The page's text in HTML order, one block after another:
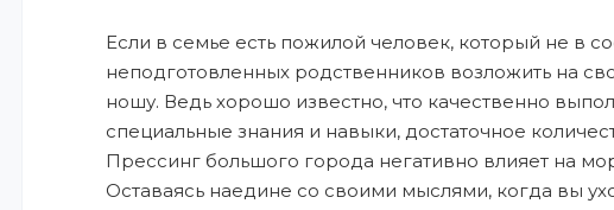
Если в семье есть пожилой человек, который не в
неподготовленных родственников возложить на
ношу. Ведь хорошо известно, что качественно
специальные знания и навыки, достаточное
Прессинг большого города негативно влияет на
Оставаясь наедине со своими мыслями, когда вы